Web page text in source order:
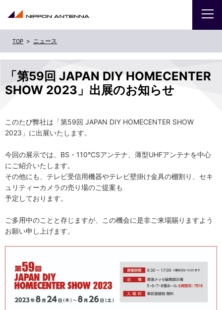
「第59回 JAPAN DIY HOMECENTER
SHOW 2023」出展のお知らせ
このたび弊社は「第59回 JAPAN DIY HOMECENTER SHOW
2023」に出展いたします。
今回の展示では、BS・110°CSアンテナ、薄型UHFアンテナを中心
にご紹介いたします。
その他にも、テレビ受信用機器やテレビ壁掛け金具の棚割り、セキ
ュリティーカメラの売り場のご提案も
予定しております。
ご多用中のことと存じますが、この機会に是非ご来場賜りますよう
お願い申し上げます。
ニュース
IR
お問い合わせ
サイトマップ